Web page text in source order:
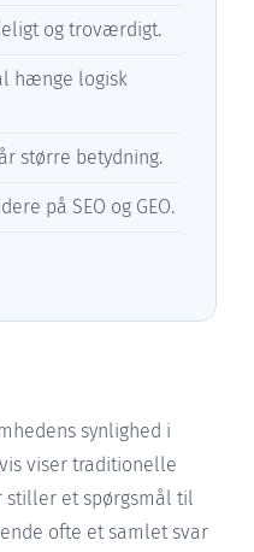
og troværdigt.
hænge logisk
større betydning.
på SEO og GEO.
synlighed i
viser traditionelle
stiller et spørgsmål til
ofte et samlet svar